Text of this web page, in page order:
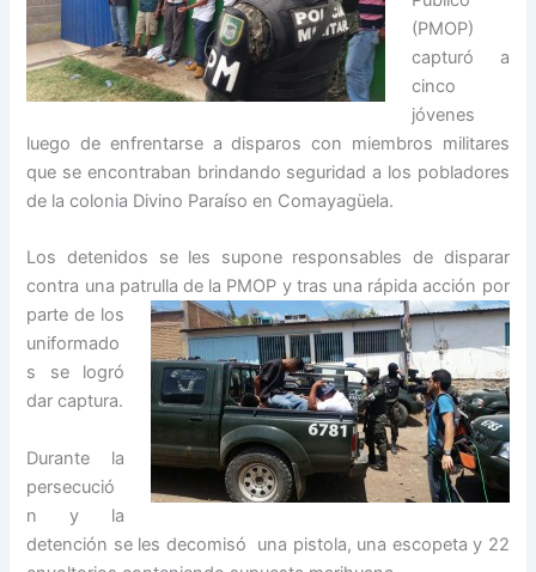
(PMOP)
capturó a
cinco
jóvenes
luego de enfrentarse a disparos con miembros militares
que se encontraban brindando seguridad a los pobladores
de la colonia Divino Paraíso en Comayagüela.
Los detenidos se les supone responsables de disparar
contra una patrulla de la PMOP y tras una rápida acción por
parte de los
uniformado
s se logró
dar captura.
Durante la
persecució
n y la
detención se les decomisó una pistola, una escopeta y 22